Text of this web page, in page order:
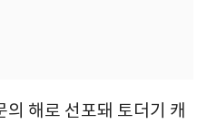
해로 선포돼 토더기 캐